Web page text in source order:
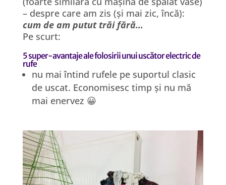
– despre care am zis (și mai zic, încă):
cum de am putut trăi fără…
Pe scurt:
5 super-avantaje ale folosirii unui uscător electric de
rufe
nu mai întind rufele pe suportul clasic
de uscat. Economisesc timp și nu mă
mai enervez 😀